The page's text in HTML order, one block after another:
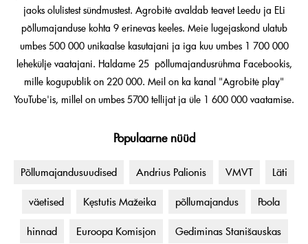
jaoks olulistest sündmustest. Agrobitė avaldab teavet Leedu ja ELi
põllumajanduse kohta 9 erinevas keeles. Meie lugejaskond ulatub
umbes 500 000 unikaalse kasutajani ja iga kuu umbes 1 700 000
lehekülje vaatajani. Haldame 25 põllumajandusrühma Facebookis,
mille kogupublik on 220 000. Meil on ka kanal "Agrobitė play"
YouTube'is, millel on umbes 5700 tellijat ja üle 1 600 000 vaatamise.
Populaarne nüüd
Põllumajandusuudised Andrius Palionis VMVT Läti
väetised Kęstutis Mažeika põllumajandus Poola
hinnad Euroopa Komisjon Gediminas Stanišauskas